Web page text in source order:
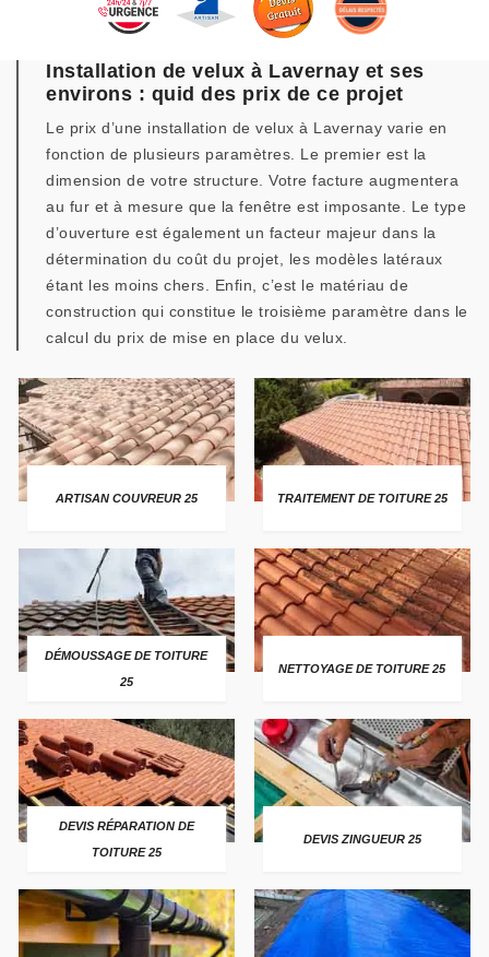
Installation de velux à Lavernay et ses
environs : quid des prix de ce projet
Le prix d’une installation de velux à Lavernay varie en
fonction de plusieurs paramètres. Le premier est la
dimension de votre structure. Votre facture augmentera
au fur et à mesure que la fenêtre est imposante. Le type
d’ouverture est également un facteur majeur dans la
détermination du coût du projet, les modèles latéraux
étant les moins chers. Enfin, c’est le matériau de
construction qui constitue le troisième paramètre dans le
calcul du prix de mise en place du velux.
ARTISAN COUVREUR 25 TRAITEMENT DE TOITURE 25
DÉMOUSSAGE DE TOITURE
25
NETTOYAGE DE TOITURE 25
DEVIS RÉPARATION DE
TOITURE 25
DEVIS ZINGUEUR 25